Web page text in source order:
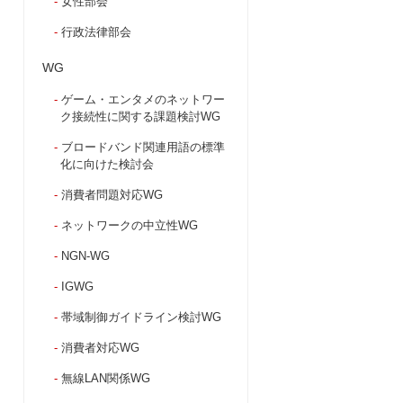
行政法律部会
WG
ゲーム・エンタメのネットワー
ク接続性に関する課題検討WG
ブロードバンド関連用語の標準
化に向けた検討会
消費者問題対応WG
ネットワークの中立性WG
NGN-WG
IGWG
帯域制御ガイドライン検討WG
消費者対応WG
無線LAN関係WG